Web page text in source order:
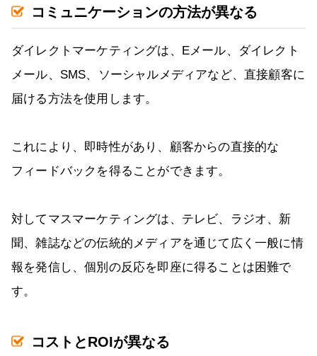
コミュニケーションの方法が異なる
ダイレクトマーケティングは、Eメール、ダイレクト
メール、SMS、ソーシャルメディアなど、直接顧客に
届ける方法を使用します。
これにより、即時性があり、顧客からの直接的な
フィードバックを得ることができます。
対してマスマーケティングは、テレビ、ラジオ、新
聞、雑誌などの伝統的メディアを通じて広く一般に情
報を発信し、個別の反応を即座に得ることは困難で
す。
コストとROIが異なる